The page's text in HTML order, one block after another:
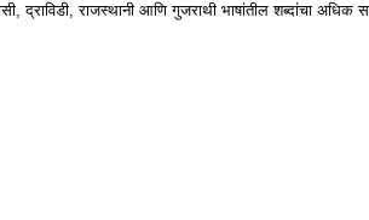
द्राविडी, राजस्थानी आणि गुजराथी भाषांतील शब्दांचा अधिक